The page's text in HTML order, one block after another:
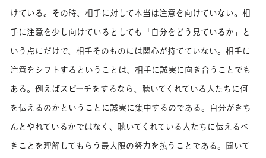
けている。その時、相手に対して本当は注意を向けていない。相
手に注意を少し向けているとしても「自分をどう見ているか」と
いう点にだけで、相手そのものには関心が持てていない。相手に
注意をシフトするということは、相手に誠実に向き合うことでも
ある。例えばスピーチをするなら、聴いてくれている人たちに何
を伝えるのかということに誠実に集中するのである。自分がきち
んとやれているかではなく、聴いてくれている人たちに伝えるべ
きことを理解してもらう最大限の努力を払うことである。聞いて